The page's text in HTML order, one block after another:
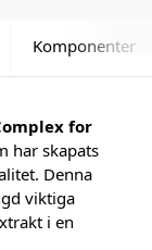
Komponenter
for
har skapats
Denna
viktiga
i en